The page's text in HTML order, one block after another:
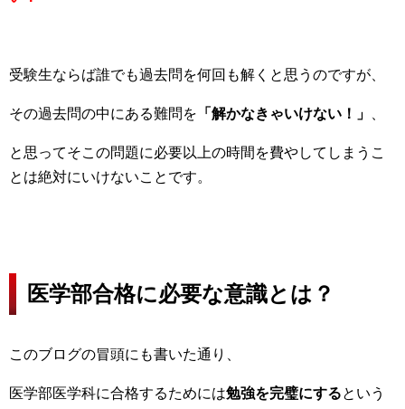
受験生ならば誰でも過去問を何回も解くと思うのですが、
その過去問の中にある難問を 「解かなきゃいけない！」
と思ってそこの問題に必要以上の時間を費やしてしまうこ
とは絶対にいけないことです。
医学部合格に必要な意識とは？
このブログの冒頭にも書いた通り、
医学部医学科に合格するためには勉強を完璧にするという